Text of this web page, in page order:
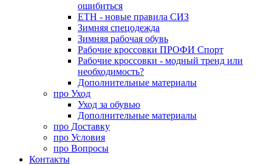
ошибиться
ЕТН - новые правила СИЗ
Зимняя спецодежда
Зимняя рабочая обувь
Рабочие кроссовки ПРОФИ Спорт
Рабочие кроссовки - модный тренд или
необходимость?
Дополнительные материалы
про Уход
Уход за обувью
Дополнительные материалы
про Доставку
про Условия
про Вопросы
Контакты